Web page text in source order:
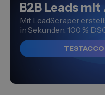
B2B Leads
Mit LeadScraper
in Sekunden. 100 %